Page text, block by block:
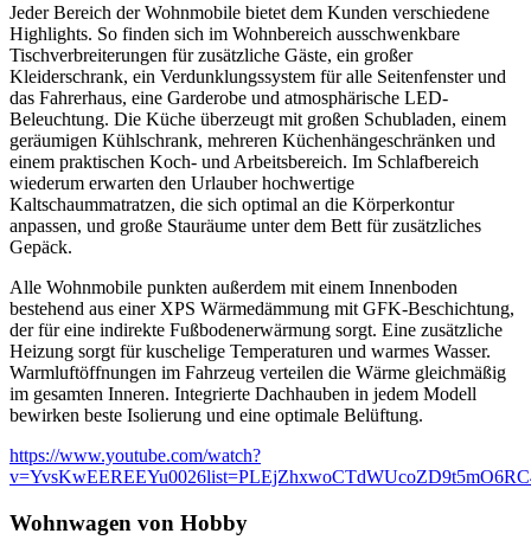
Jeder Bereich der Wohnmobile bietet dem Kunden verschiedene
Highlights. So finden sich im Wohnbereich ausschwenkbare
Tischverbreiterungen für zusätzliche Gäste, ein großer
Kleiderschrank, ein Verdunklungssystem für alle Seitenfenster und
das Fahrerhaus, eine Garderobe und atmosphärische LED-
Beleuchtung. Die Küche überzeugt mit großen Schubladen, einem
geräumigen Kühlschrank, mehreren Küchenhängeschränken und
einem praktischen Koch- und Arbeitsbereich. Im Schlafbereich
wiederum erwarten den Urlauber hochwertige
Kaltschaummatratzen, die sich optimal an die Körperkontur
anpassen, und große Stauräume unter dem Bett für zusätzliches
Gepäck.
Alle Wohnmobile punkten außerdem mit einem Innenboden
bestehend aus einer XPS Wärmedämmung mit GFK-Beschichtung,
der für eine indirekte Fußbodenerwärmung sorgt. Eine zusätzliche
Heizung sorgt für kuschelige Temperaturen und warmes Wasser.
Warmluftöffnungen im Fahrzeug verteilen die Wärme gleichmäßig
im gesamten Inneren. Integrierte Dachhauben in jedem Modell
bewirken beste Isolierung und eine optimale Belüftung.
https://www.youtube.com/watch?
Wohnwagen von Hobby